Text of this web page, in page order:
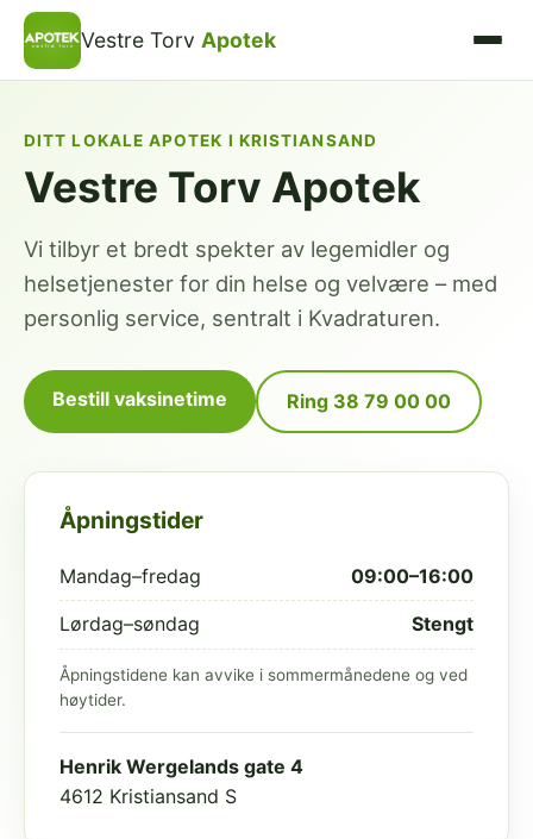
Vestre Torv Apotek
DITT LOKALE APOTEK I KRISTIANSAND
Vestre Torv Apotek
Vi tilbyr et bredt spekter av legemidler og
helsetjenester for din helse og velvære – med
personlig service, sentralt i Kvadraturen.
Bestill vaksinetime Ring 38 79 00 00
Åpningstider
Mandag–fredag 09:00–16:00
Lørdag–søndag Stengt
Åpningstidene kan avvike i sommermånedene og ved
høytider.
Henrik Wergelands gate 4
4612 Kristiansand S